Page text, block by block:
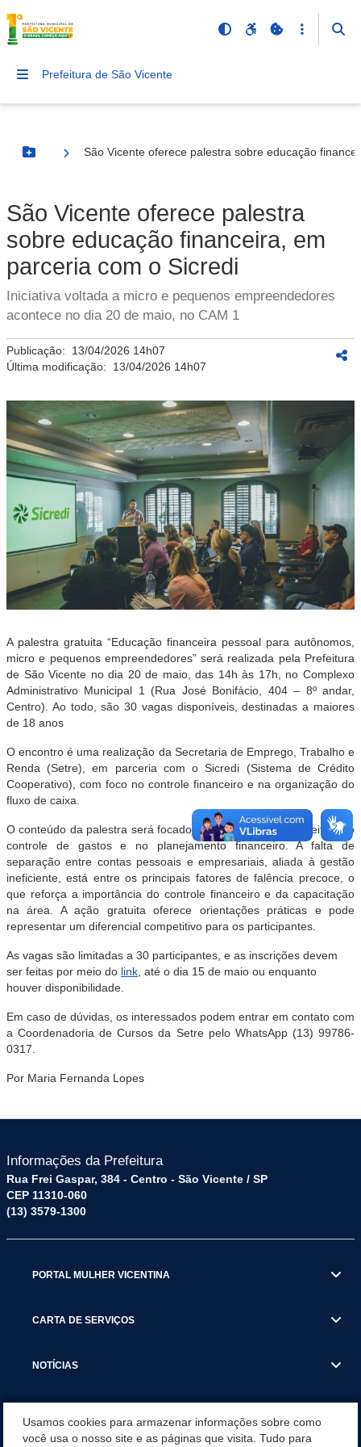
Prefeitura de São Vicente
Botão Menu
São Vicente oferece palestra sobre educação
São Vicente oferece palestra
sobre educação financeira, em
parceria com o Sicredi
Iniciativa voltada a micro e pequenos empreendedores
acontece no dia 20 de maio, no CAM 1
Publicação: 13/04/2026 14h07
Última modificação: 13/04/2026 14h07
A palestra gratuita “Educação financeira pessoal para autônomos,
micro e pequenos empreendedores” será realizada pela Prefeitura
de São Vicente no dia 20 de maio, das 14h às 17h, no Complexo
Administrativo Municipal 1 (Rua José Bonifácio, 404 – 8º andar,
Centro). Ao todo, são 30 vagas disponíveis, destinadas a maiores
de 18 anos
O encontro é uma realização da Secretaria de Emprego, Trabalho e
Renda (Setre), em parceria com o Sicredi (Sistema de Crédito
Cooperativo), com foco no controle financeiro e na organização do
fluxo de caixa.
O conteúdo da palestra será focado na organização de receitas, no
controle de gastos e no planejamento financeiro. A falta de
separação entre contas pessoais e empresariais, aliada à gestão
ineficiente, está entre os principais fatores de falência precoce, o
que reforça a importância do controle financeiro e da capacitação
na área. A ação gratuita oferece orientações práticas e pode
representar um diferencial competitivo para os participantes.
As vagas são limitadas a 30 participantes, e as inscrições devem
ser feitas por meio do link , até o dia 15 de maio ou enquanto
houver disponibilidade.
Em caso de dúvidas, os interessados podem entrar em contato com
a Coordenadoria de Cursos da Setre pelo WhatsApp (13) 99786-
0317.
Por Maria Fernanda Lopes
Informações da Prefeitura
Rua Frei Gaspar, 384 - Centro - São Vicente / SP
CEP 11310-060
(13) 3579-1300
PORTAL MULHER VICENTINA
CARTA DE SERVIÇOS
NOTÍCIAS
Usamos cookies para armazenar informações sobre como
você usa o nosso site e as páginas que visita. Tudo para